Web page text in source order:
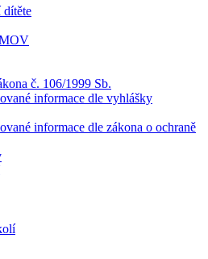
dítěte
č. 106/1999 Sb.
informace dle vyhlášky
informace dle zákona o ochraně